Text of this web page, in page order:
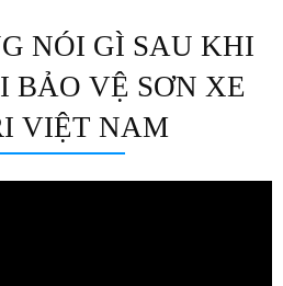
NÓI GÌ SAU KHI
BẢO VỆ SƠN XE
VIỆT NAM